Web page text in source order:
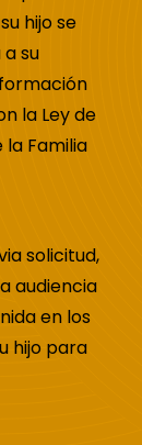
hijo se
su
la Ley de
la Familia
solicitud,
audiencia
en los
hijo para